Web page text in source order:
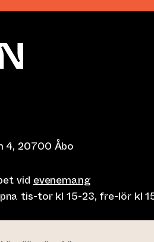
4, 20700 Åbo
vid evenemang
tis-tor kl 15-23, fre-lör kl